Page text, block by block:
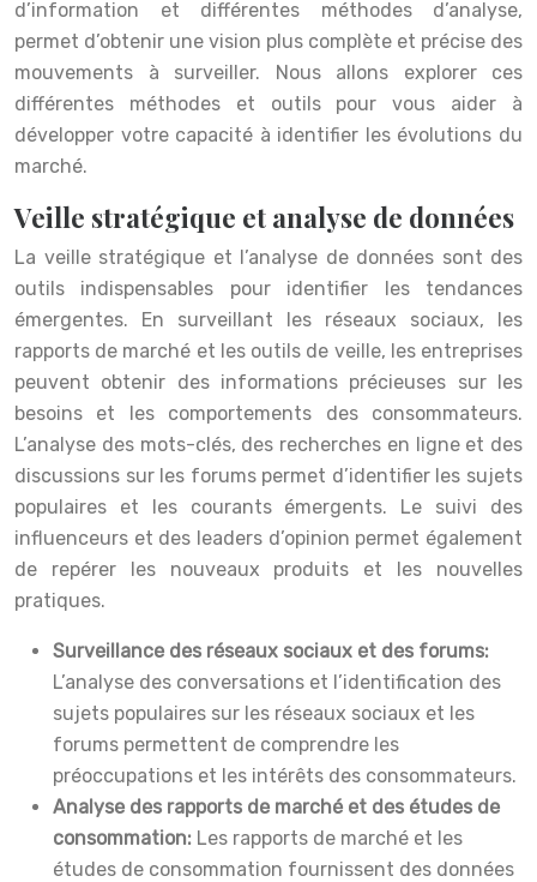
d’information et différentes méthodes d’analyse,
permet d’obtenir une vision plus complète et précise des
mouvements à surveiller. Nous allons explorer ces
différentes méthodes et outils pour vous aider à
développer votre capacité à identifier les évolutions du
marché.
Veille stratégique et analyse de données
La veille stratégique et l’analyse de données sont des
outils indispensables pour identifier les tendances
émergentes. En surveillant les réseaux sociaux, les
rapports de marché et les outils de veille, les entreprises
peuvent obtenir des informations précieuses sur les
besoins et les comportements des consommateurs.
L’analyse des mots-clés, des recherches en ligne et des
discussions sur les forums permet d’identifier les sujets
populaires et les courants émergents. Le suivi des
influenceurs et des leaders d’opinion permet également
de repérer les nouveaux produits et les nouvelles
pratiques.
Surveillance des réseaux sociaux et des forums:
L’analyse des conversations et l’identification des
sujets populaires sur les réseaux sociaux et les
forums permettent de comprendre les
préoccupations et les intérêts des consommateurs.
Analyse des rapports de marché et des études de
consommation: Les rapports de marché et les
études de consommation fournissent des données